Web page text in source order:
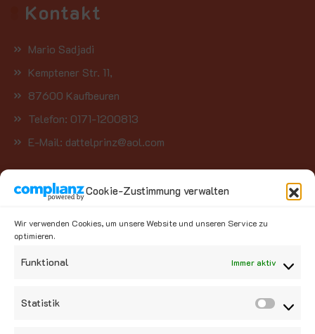
Cookie-Zustimmung verwalten
Wir verwenden Cookies, um unsere Website und unseren Service zu
optimieren.
Funktional Immer aktiv
Statistik
Kontakt
Mario Sadjadi
Kemptener Str. 11,
87600 Kaufbeuren
Telefon: 0171-1200813
E-Mail: dattelprinz@aol.com
Kategorien
Kategorie auswählen